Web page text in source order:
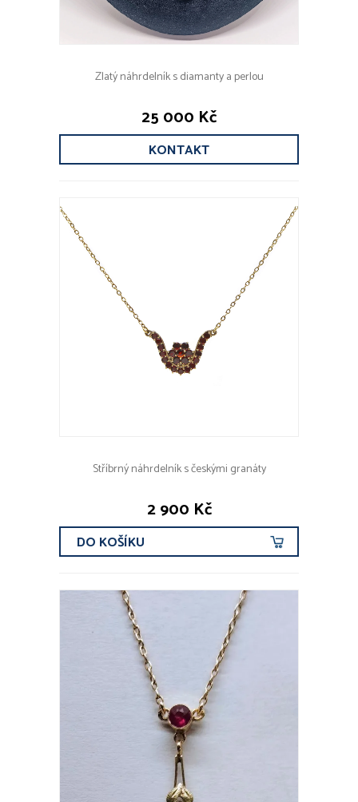
Zlatý náhrdelník s diamanty a perlou
25 000 Kč
KONTAKT
Stříbrný náhrdelník s českými granáty
2 900 Kč
DO KOŠÍKU